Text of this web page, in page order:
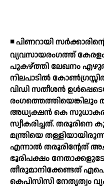
◾ പിണറായി
വ്യവസായരംഗത്ത്
പുകഴ്ത്തി ലേഖനം
നിലപാടില്‍
വിഡി സതീശന്‍
രംഗത്തെത്തിയെങ്കിലും
അധ്യക്ഷന്‍ കെ
സ്വീകരിച്ചത്. തരൂരിനെ
മന്ത്രിയെ
എന്നാല്‍ തരൂരിന്റേത്
ഭൂരിപക്ഷം
തീരുമാനിക്കേണ്ടത്
കെപിസിസി നേതൃത്വം